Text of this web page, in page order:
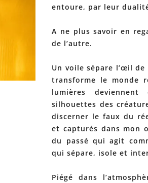
entoure, par leur
A ne plus savoir en
de l’autre.
Un voile sépare l’œil
transforme le monde
lumières
silhouettes des
discerner le faux du
et capturés dans mon
du passé qui agit
qui sépare, isole et
Piégé dans